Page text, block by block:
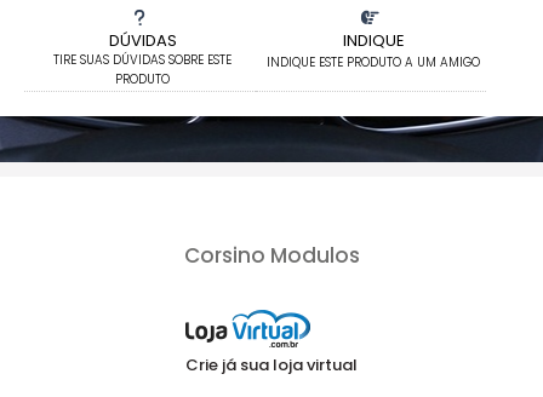
DÚVIDAS
TIRE SUAS DÚVIDAS SOBRE ESTE
PRODUTO
INDIQUE
INDIQUE ESTE PRODUTO A UM AMIGO
Corsino Modulos
Crie já sua loja virtual